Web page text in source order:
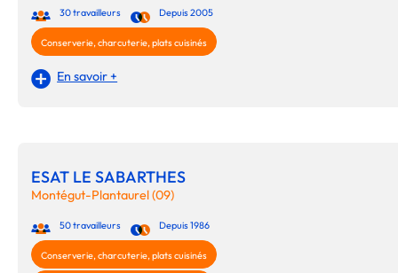
30 travailleurs Depuis 2005
Conserverie, charcuterie, plats cuisinés
En savoir +
ESAT LE SABARTHES
Montégut-Plantaurel (09)
50 travailleurs Depuis 1986
Conserverie, charcuterie, plats cuisinés